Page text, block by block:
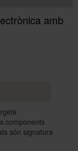
amb
components
són signatura